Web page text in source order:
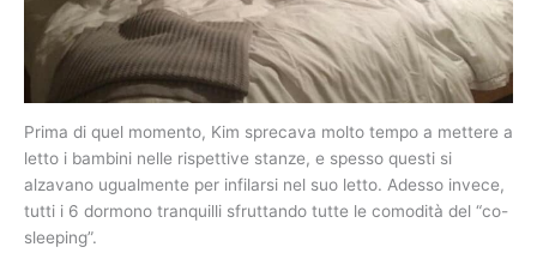
Prima di quel momento, Kim sprecava molto tempo a mettere a
letto i bambini nelle rispettive stanze, e spesso questi si
alzavano ugualmente per infilarsi nel suo letto. Adesso invece,
tutti i 6 dormono tranquilli sfruttando tutte le comodità del “co-
sleeping”.